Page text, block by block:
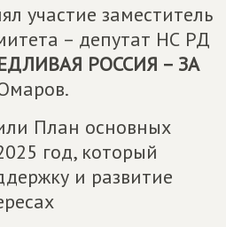
участие заместитель
– депутат НС РД
РОССИЯ – ЗА
План основных
год, который
и развитие